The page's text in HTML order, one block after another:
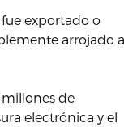
fue exportado o
arrojado a
millones de
electrónica y el